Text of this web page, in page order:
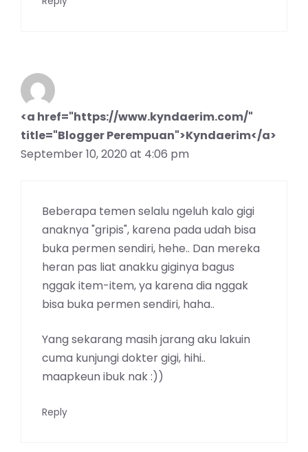
<a href="https://www.kyndaerim.com/"
title="Blogger Perempuan">Kyndaerim</a>
September 10, 2020 at 4:06 pm
Beberapa temen selalu ngeluh kalo gigi
anaknya "gripis", karena pada udah bisa
buka permen sendiri, hehe.. Dan mereka
heran pas liat anakku giginya bagus
nggak item-item, ya karena dia nggak
bisa buka permen sendiri, haha..
Yang sekarang masih jarang aku lakuin
cuma kunjungi dokter gigi, hihi..
maapkeun ibuk nak :))
Reply